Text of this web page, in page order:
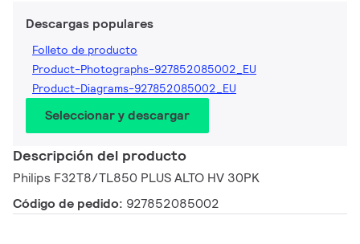
Descargas populares
Folleto de producto
Product-Photographs-927852085002_EU
Product-Diagrams-927852085002_EU
Seleccionar y descargar
Descripción del producto
Philips F32T8/TL850 PLUS ALTO HV 30PK
Código de pedido: 927852085002